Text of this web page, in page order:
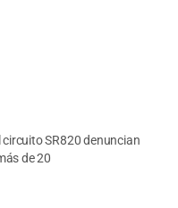
circuito SR820 denuncian
de 20